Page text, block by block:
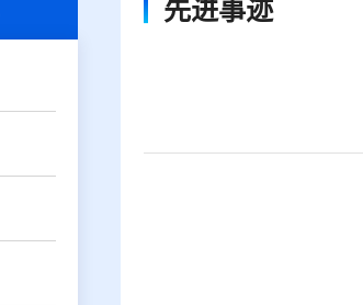
先进事迹